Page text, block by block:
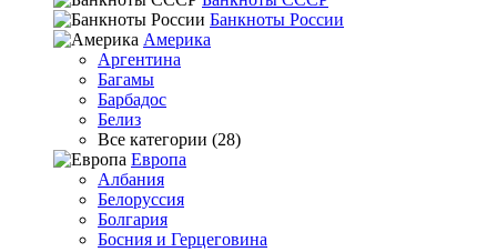
Банкноты России
Америка
Аргентина
Багамы
Барбадос
Белиз
Все категории (28)
Европа
Албания
Белоруссия
Болгария
Босния и Герцеговина